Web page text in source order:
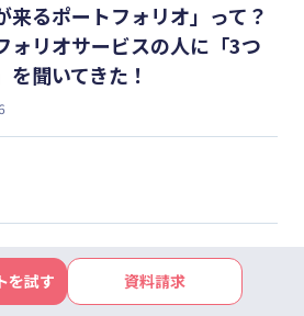
来るポートフォリオ」って？
ォリオサービスの人に「3つ
を聞いてきた！
ない従業員？それ「学習性無
も。従業員への正しい対応や
を試す 資料請求